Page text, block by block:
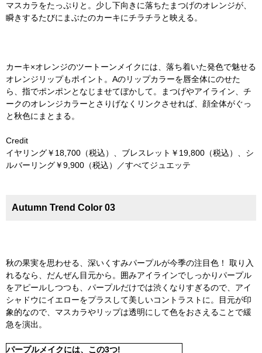
マスカラをたっぷりと。少し下向きに落ちたまつげのオレンジが、
瞬きするたびにまぶたのカーキにチラチラと映える。
カーキ×オレンジのツートーンメイクには、落ち着いた発色で魅せる
オレンジリップもポイント。Aのリップカラーを唇全体にのせた
ら、指でポンポンとなじませてぼかして。まつげやアイライン、チ
ークのオレンジカラーとさりげなくリンクさせれば、顔全体がぐっ
と秋色にまとまる。
Credit
イヤリング￥18,700（税込）、ブレスレット￥19,800（税込）、シ
ルバーリング￥9,900（税込）／すべてジュエッテ
Autumn Trend Color 03
秋の果実を思わせる、深いくすみパープルが今季の注目色！ 取り入
れるなら、だんぜん目元から。囲みアイラインでしっかりパープル
をアピールしつつも、パープルだけでは渋くなりすぎるので、アイ
シャドウにイエローをプラスして美しいコントラストに。目元が印
象的なので、マスカラやリップは透明にして色をおさえることで緩
急を演出。
パープルメイクには、この3つ!